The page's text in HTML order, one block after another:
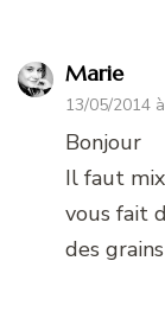
Marie
13/05/2014
Bonjour
Il faut
vous fait
des